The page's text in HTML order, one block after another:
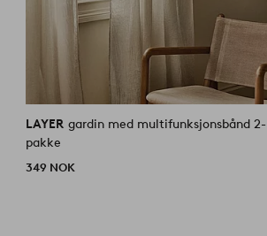
LAYER gardin med multifunksjonsbånd 2-
pakke
349 NOK